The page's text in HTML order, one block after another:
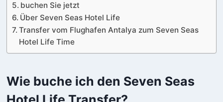
buchen Sie jetzt
Über Seven Seas Hotel Life
Transfer vom Flughafen Antalya zum Seven Seas
Hotel Life Time
Wie buche ich den Seven Seas